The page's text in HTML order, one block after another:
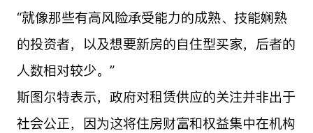
“就像那些有高风险承受能力的成熟、技能娴熟
的投资者，以及想要新房的自住型买家，后者的
人数相对较少。”
斯图尔特表示，政府对租赁供应的关注并非出于
社会公正，因为这将住房财富和权益集中在机构